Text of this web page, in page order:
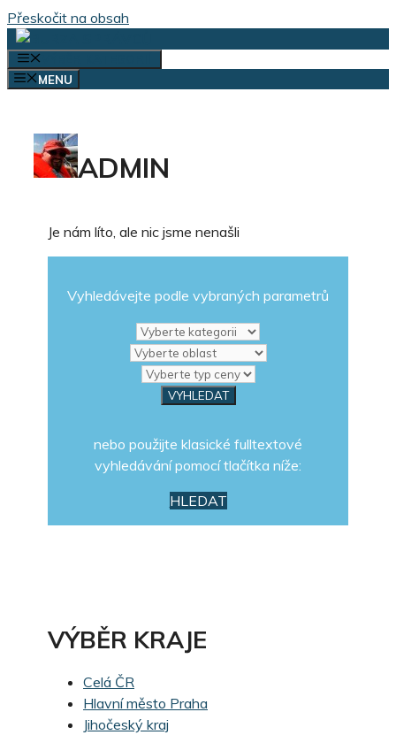
Přeskočit na obsah
MENU
ADMIN
Je nám líto, ale nic jsme nenašli
Vyhledávejte podle vybraných parametrů
nebo použijte klasické fulltextové
vyhledávání pomocí tlačítka níže:
HLEDAT
VÝBĚR KRAJE
Celá ČR
Hlavní město Praha
Jihočeský kraj